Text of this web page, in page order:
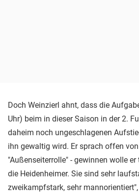
Doch Weinzierl ahnt, dass die
Uhr) beim in dieser Saison in der 2.
daheim noch ungeschlagenen
ihn gewaltig wird. Er sprach offen
"Außenseiterrolle" - gewinnen wolle
die Heidenheimer. Sie sind sehr
zweikampfstark, sehr